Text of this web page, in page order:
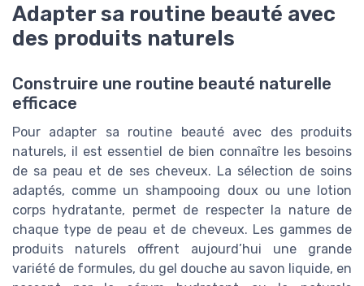
Adapter sa routine beauté avec
des produits naturels
Construire une routine beauté naturelle
efficace
Pour adapter sa routine beauté avec des produits
naturels, il est essentiel de bien connaître les besoins
de sa peau et de ses cheveux. La sélection de soins
adaptés, comme un shampooing doux ou une lotion
corps hydratante, permet de respecter la nature de
chaque type de peau et de cheveux. Les gammes de
produits naturels offrent aujourd’hui une grande
variété de formules, du gel douche au savon liquide, en